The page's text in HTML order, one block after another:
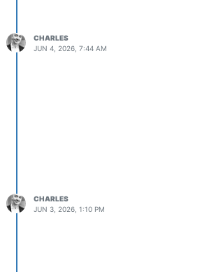
CHARLES
JUN 4, 2026, 7:44 AM
CHARLES
JUN 3, 2026, 1:10 PM